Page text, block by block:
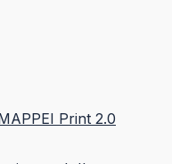
Print 2.0